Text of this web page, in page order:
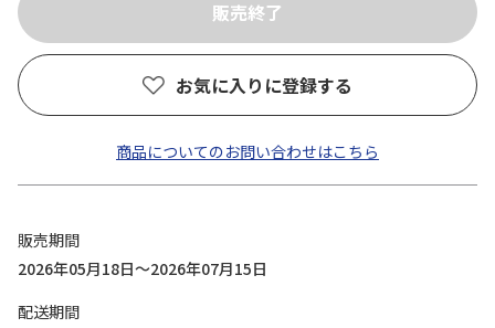
お気に入りに登録する
商品についてのお問い合わせはこちら
販売期間
2026年05月18日～2026年07月15日
配送期間